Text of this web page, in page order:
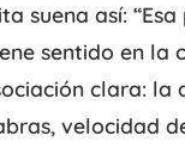
suena así: “Esa
sentido en la
clara: la
velocidad